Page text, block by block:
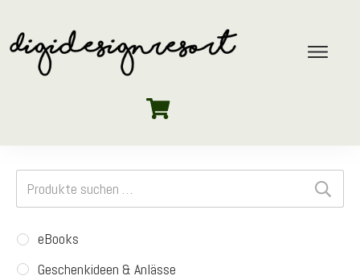
Suchen
nach:
eBooks
Geschenkideen & Anlässe